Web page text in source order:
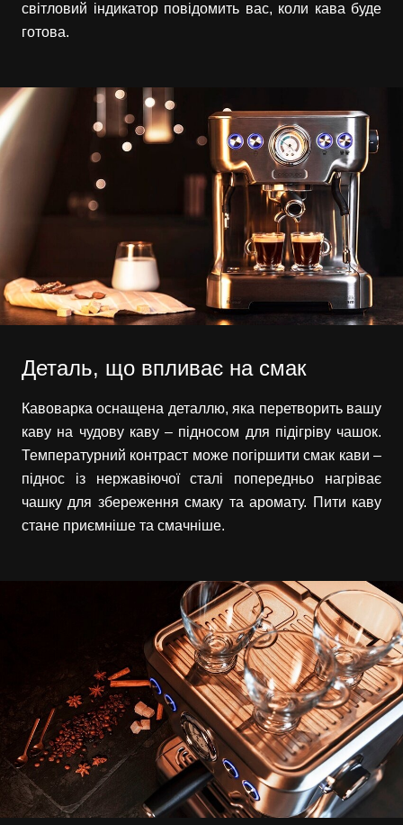
світловий індикатор повідомить вас, коли кава буде
готова.
Деталь, що впливає на смак
Кавоварка оснащена деталлю, яка перетворить вашу
каву на чудову каву – підносом для підігріву чашок.
Температурний контраст може погіршити смак кави –
піднос із нержавіючої сталі попередньо нагріває
чашку для збереження смаку та аромату. Пити каву
стане приємніше та смачніше.